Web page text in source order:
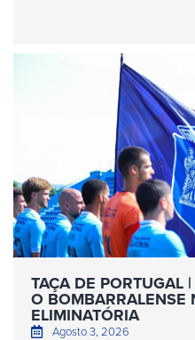
TAÇA DE PORTUGAL
O BOMBARRALENSE
ELIMINATÓRIA
Agosto 3, 2026